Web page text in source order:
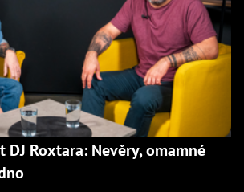
DJ Roxtara: Nevěry, omamné